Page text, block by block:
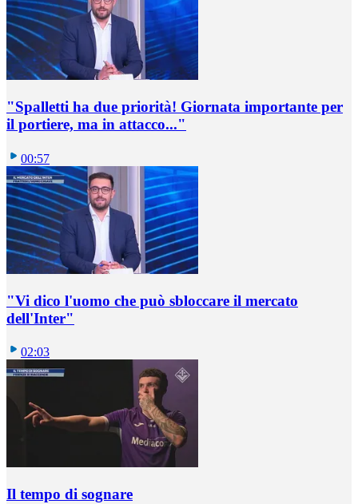
"Spalletti ha due priorità! Giornata importante per
il portiere, ma in attacco..."
00:57
"Vi dico l'uomo che può sbloccare il mercato
dell'Inter"
02:03
Il tempo di sognare